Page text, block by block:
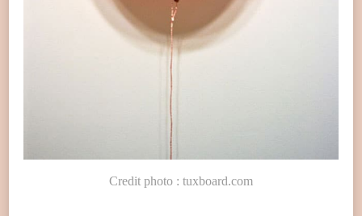
Credit photo : tuxboard.com